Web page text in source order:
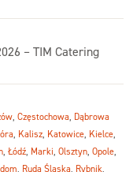
– TIM Catering
, Częstochowa, Dąbrowa
, Kalisz, Katowice, Kielce,
, Łódź, Marki, Olsztyn, Opole,
, Ruda Śląska, Rybnik,